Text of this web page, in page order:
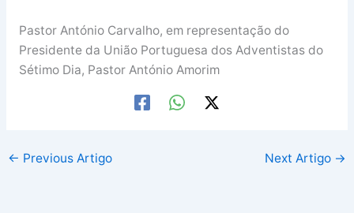
Pastor António Carvalho, em representação do
Presidente da União Portuguesa dos Adventistas do
Sétimo Dia, Pastor António Amorim
← Previous Artigo Next Artigo →